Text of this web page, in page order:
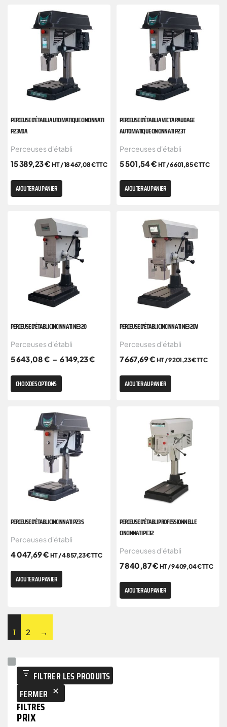
PERCEUSE D’ÉTABLI AUTOMATIQUE CINCINNATI
P23VDA
Perceuses d'établi
15 389,23€ HT /18 467,08€TTC
AJOUTER AU PANIER
PERCEUSE D’ÉTABLI AVEC TARAUDAGE
AUTOMATIQUE CINCINNATI P23T
Perceuses d'établi
5 501,54€ HT /6 601,85€TTC
AJOUTER AU PANIER
PERCEUSE D’ÉTABLI CINCINNATI NE320
Perceuses d'établi
5 643,08€ – 6 149,23€
CHOIX DES OPTIONS
PERCEUSE D’ÉTABLI CINCINNATI NE320V
Perceuses d'établi
7 667,69€ HT /9 201,23€TTC
AJOUTER AU PANIER
PERCEUSE D’ÉTABLI CINCINNATI P23S
Perceuses d'établi
4 047,69€ HT /4 857,23€TTC
AJOUTER AU PANIER
PERCEUSE D’ÉTABLI PROFESSIONNELLE
CINCINNATI PE 32
Perceuses d'établi
7 840,87€ HT /9 409,04€TTC
AJOUTER AU PANIER
1 2 →
FILTRER LES PRODUITS
FERMER
FILTRES
PRIX